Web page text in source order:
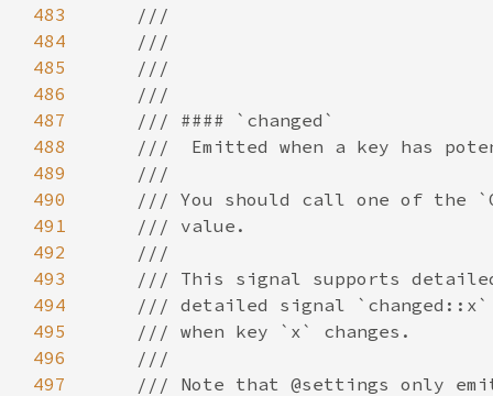
483
484
485
486
487
488
489
490
491
492
493
494
495
496
497